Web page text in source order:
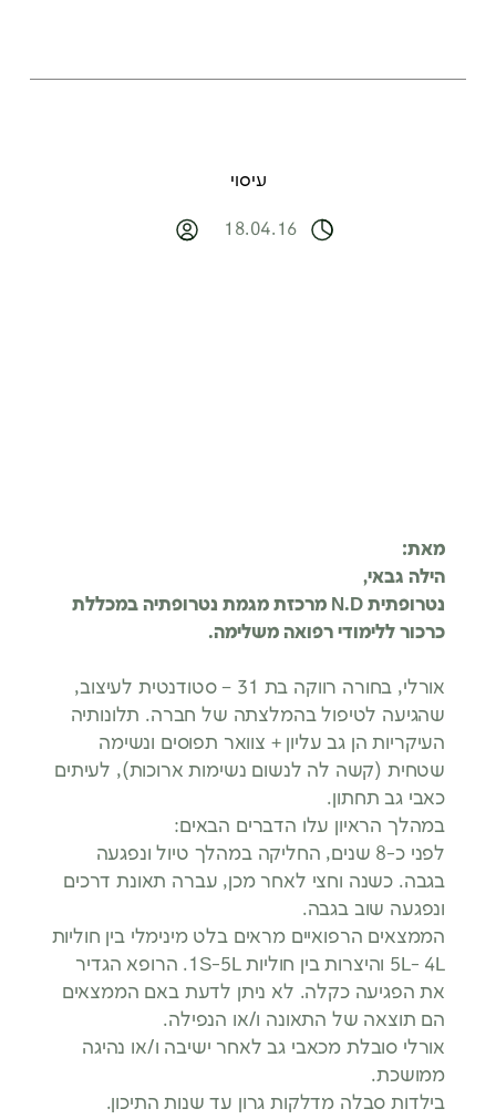
עיסוי
18.04.16
מאת:
הילה גבאי,
נטרופתית N.D מרכזת מגמת נטרופתיה במכללת
כרכור ללימודי רפואה משלימה.
אורלי, בחורה רווקה בת 31 – סטודנטית לעיצוב,
שהגיעה לטיפול בהמלצתה של חברה. תלונותיה
העיקריות הן גב עליון + צוואר תפוסים ונשימה
שטחית (קשה לה לנשום נשימות ארוכות), לעיתים
כאבי גב תחתון.
במהלך הראיון עלו הדברים הבאים:
לפני כ-8 שנים, החליקה במהלך טיול ונפגעה
בגבה. כשנה וחצי לאחר מכן, עברה תאונת דרכים
ונפגעה שוב בגבה.
הממצאים הרפואיים מראים בלט מינימלי בין חוליות
5L- 4L והיצרות בין חוליות 1S-5L. הרופא הגדיר
את הפגיעה כקלה. לא ניתן לדעת באם הממצאים
הם תוצאה של התאונה ו/או הנפילה.
אורלי סובלת מכאבי גב לאחר ישיבה ו/או נהיגה
ממושכת.
בילדות סבלה מדלקות גרון עד שנות התיכון.